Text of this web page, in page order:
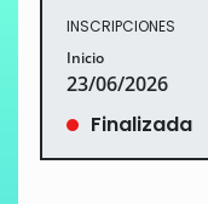
INSCRIPCIONES
Inicio
23/06/2026
Finalizada